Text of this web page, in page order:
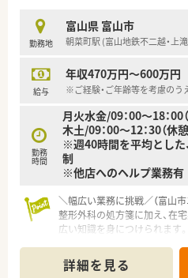
ハーブの取り扱いなど独自性
【職場環境と雰囲気】
働くスタッフもほっと一息つ
■若手のママさん薬剤師にも
■スタッフ間のコミュニケー
でも気軽に話し合える風通し
勤務地
富山県 富山市
朝菜町駅 (富山地鉄不二越・上
給与
年収470万円～600万円
※ご経験・ご年齢等を考慮のう
勤務
時間
月火水金/09：00～18：00
木土/09：00～12：30（休
※週40時間を平均とした
制
※他店へのヘルプ業務有
＼幅広い業務に挑戦／（富山市
整形外科の処方箋に加え、在
広い知識を身につけられます
＊
詳細を見る